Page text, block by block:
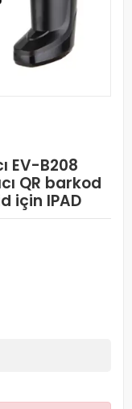
EV-B208
QR barkod
için IPAD